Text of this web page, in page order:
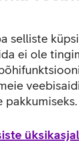
selliste
ei ole
seadmete
toimib
see kahjustaks
Kaitseklaas